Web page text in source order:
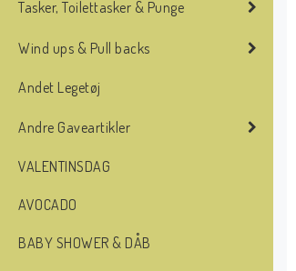
Tasker, Toilettasker & Punge
Wind ups & Pull backs
Andet Legetøj
Andre Gaveartikler
VALENTINSDAG
AVOCADO
BABY SHOWER & DÅB